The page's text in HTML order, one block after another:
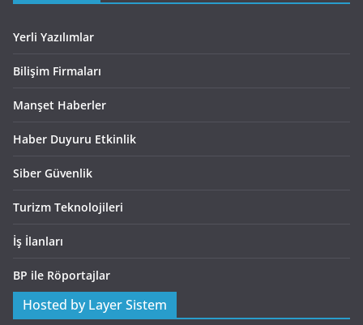
Yerli Yazılımlar
Bilişim Firmaları
Manşet Haberler
Haber Duyuru Etkinlik
Siber Güvenlik
Turizm Teknolojileri
İş İlanları
BP ile Röportajlar
Hosted by Layer Sistem